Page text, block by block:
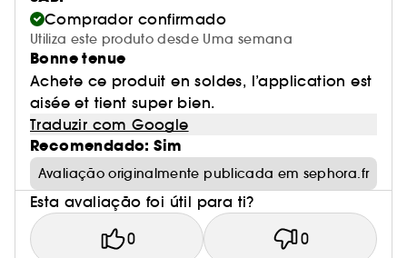
Comprador confirmado
Utiliza este produto desde Uma semana
Bonne tenue
Achete ce produit en soldes, l’application est
aisée et tient super bien.
Traduzir com Google
Recomendado: Sim
Avaliação originalmente publicada em sephora.fr
Esta avaliação foi útil para ti?
0 0